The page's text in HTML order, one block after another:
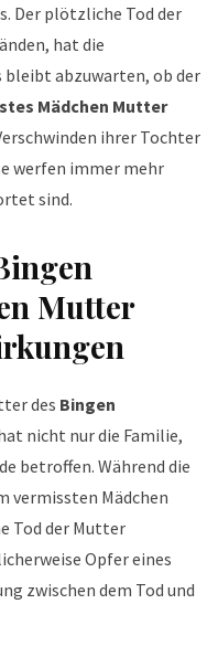
Der plötzliche Tod der
hat die
abzuwarten, ob der
Mädchen Mutter
ihrer Tochter
werfen immer mehr
sind.
Mutter
des Bingen
nicht nur die Familie,
betroffen. Während die
vermissten Mädchen
Tod der Mutter
Opfer eines
zwischen dem Tod und